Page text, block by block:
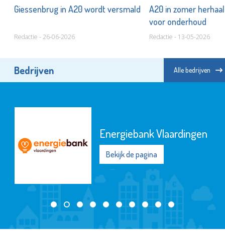
Giessenbrug in A20 wordt versmald
Redactie - 26-06-2026
A20 in zomer
voor onderhoud
Redactie - 13-05-2026
Bedrijven Alle bedrijven
Energiebank Vlaardingen
Bekijk de pagina